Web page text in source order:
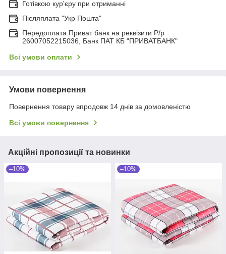
Готівкою кур'єру при отриманні
Післяплата "Укр Пошта"
Передоплата Приват банк на реквізити Р/р
26007052215036, Банк ПАТ КБ "ПРИВАТБАНК"
Всі умови оплати
Умови повернення
Повернення товару впродовж 14 днів за домовленістю
Всі умови повернення
Акційні пропозиції та новинки
–10% –10%